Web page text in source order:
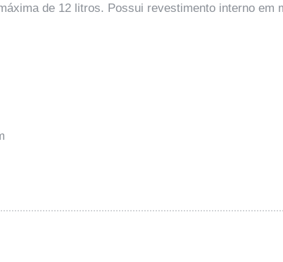
de 12 litros. Possui revestimento interno em